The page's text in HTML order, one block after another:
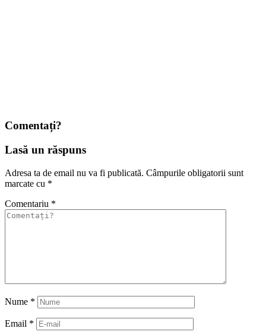
Comentați?
Lasă un răspuns
Adresa ta de email nu va fi publicată. Câmpurile obligatorii sunt
marcate cu *
Comentariu *
Nume *
Email *